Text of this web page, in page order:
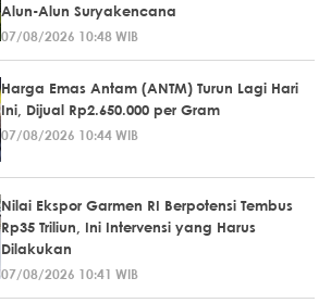
Alun-Alun Suryakencana
07/08/2026 10:48 WIB
Harga Emas Antam (ANTM) Turun Lagi Hari
Ini, Dijual Rp2.650.000 per Gram
07/08/2026 10:44 WIB
Nilai Ekspor Garmen RI Berpotensi Tembus
Rp35 Triliun, Ini Intervensi yang Harus
Dilakukan
07/08/2026 10:41 WIB